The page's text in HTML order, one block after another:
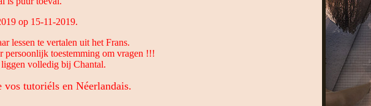
op 15-11-2019.
lessen te vertalen uit het Frans.
persoonlijk toestemming om vragen !!!
liggen volledig bij Chantal.
tutoriéls en Néerlandais.